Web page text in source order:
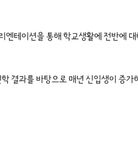
엔테이션을 통해 학교생활에 전반에
결과를 바탕으로 매년 신입생이 증가